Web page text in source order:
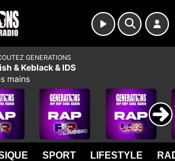
SPORT LIFESTYLE
GENERATIONS
& Keblack & IDS
mains